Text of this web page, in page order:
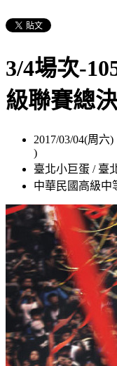
3/4場次-
級聯賽總
2017/03/04(周六)
)
臺北小巨蛋 / 臺
中華民國高級中